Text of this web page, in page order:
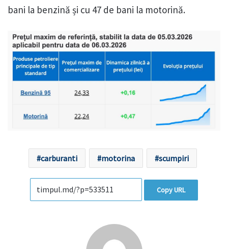
bani la benzină și cu 47 de bani la motorină.
carburanti motorina scumpiri
Copy URL